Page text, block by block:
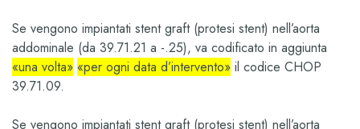
Se vengono impiantati stent graft (protesi stent) nell’aorta
addominale (da 39.71.21 a -.25), va codificato in aggiunta
«una volta» «per ogni data d’intervento» il codice CHOP
39.71.09.
Se vengono impiantati stent graft (protesi stent) nell’aorta